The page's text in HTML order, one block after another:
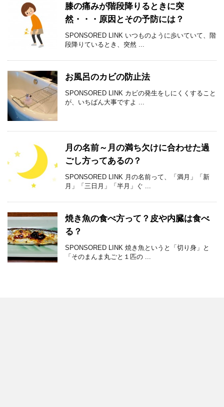
膝の痛みが階段降りるときに突
然・・・原因とその予防には？
SPONSORED LINK いつものように歩いていて、階
段降りているとき、突然 ...
お風呂のカビの防止法
SPONSORED LINK カビの発生をしにくくすること
が、いちばん大事ですよ ...
月の名前～月の満ち欠けに合わせた過
ごし方ってあるの？
SPONSORED LINK 月の名前って、「満月」「新
月」「三日月」「半月」ぐ ...
焼き魚の食べ方って？皮や内臓は食べ
る？
SPONSORED LINK 焼き魚というと「切り身」と
「そのまんま丸ごと１匹の ...